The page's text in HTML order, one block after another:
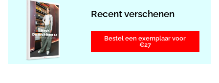
Recent verschenen
Bestel een exemplaar voor
€27